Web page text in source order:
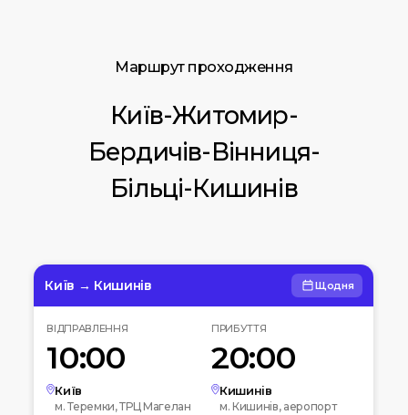
Маршрут проходження
Київ-Житомир-
Бердичів-Вінниця-
Більці-Кишинів
Київ → Кишинів Щодня
ВІДПРАВЛЕННЯ
10:00
Київ
м. Теремки, ТРЦ Магелан
ПРИБУТТЯ
20:00
Кишинів
м. Кишинів, аеропорт